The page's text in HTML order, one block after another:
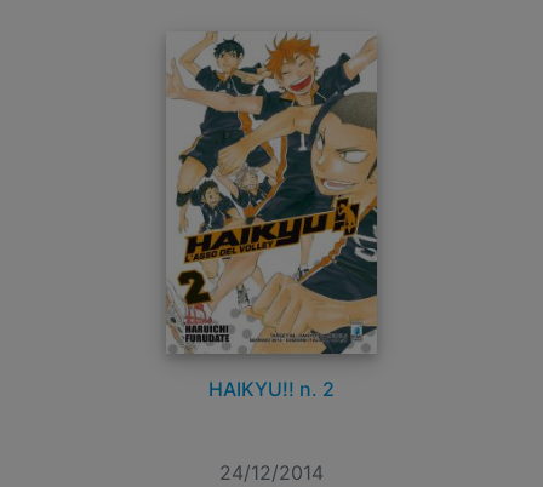
HAIKYU!! n. 2
24/12/2014